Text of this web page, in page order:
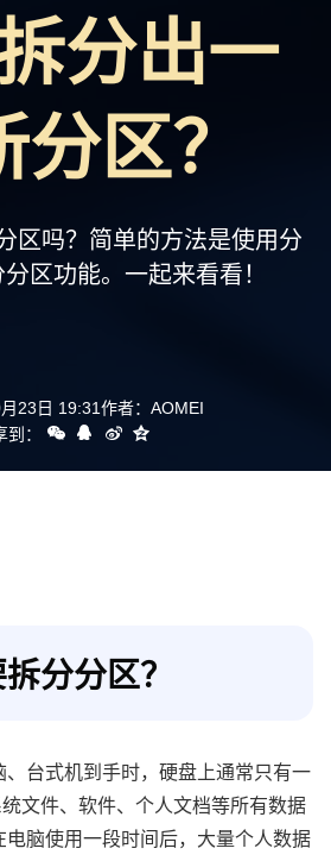
分出一
区？
区吗？简单的方法是使用分
区功能。一起来看看！
23日 19:31作者： AOMEI
到：
分分区？
、台式机到手时，硬盘上通常只有一
文件、软件、个人文档等所有数据
脑使用一段时间后，大量个人数据